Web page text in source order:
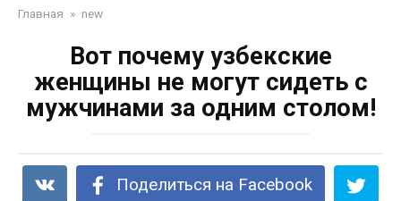
Главная » new
Вот почему узбекские
женщины не могут сидеть с
мужчинами за одним столом!
Поделиться на Facebook